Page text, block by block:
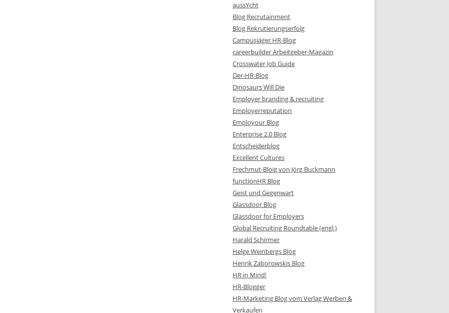
aussYcht
Blog Recrutainment
Blog Rekrutierungserfolg
Campusjäger HR-Blog
careerbuilder Arbeitgeber-Magazin
Crosswater Job Guide
Der-HR-Blog
Dinosaurs Will Die
Employer branding & recruiting
Employerreputation
Employour Blog
Enterprise 2.0 Blog
Entscheiderblog
Excellent Cultures
Frechmut-Bloig von Jörg Buckmann
functionHR Blog
Geist und Gegenwart
Glassdoor Blog
Glassdoor for Employers
Global Recruiting Roundtable (engl.)
Harald Schirmer
Helge Weinbergs Blog
Henrik Zaborowskis Blog
HR in Mind!
HR-Blogger
HR-Marketing Blog vom Verlag Werben &
Verkaufen